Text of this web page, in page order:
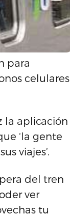
para
celulares
la aplicación
‘la gente
viajes’.
del tren
ver
tu